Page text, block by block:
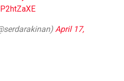
April 17,